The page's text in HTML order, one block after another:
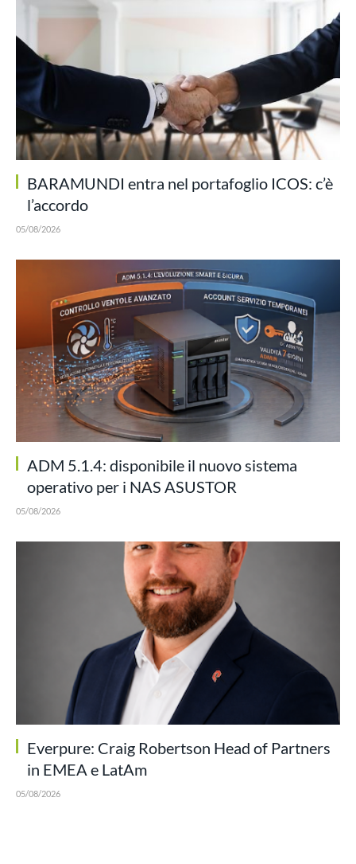
BARAMUNDI entra nel portafoglio ICOS: c’è
l’accordo
05/08/2026
ADM 5.1.4: disponibile il nuovo sistema
operativo per i NAS ASUSTOR
05/08/2026
Everpure: Craig Robertson Head of Partners
in EMEA e LatAm
05/08/2026